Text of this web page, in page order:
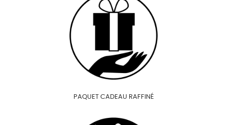
PAQUET CADEAU RAFFINÉ